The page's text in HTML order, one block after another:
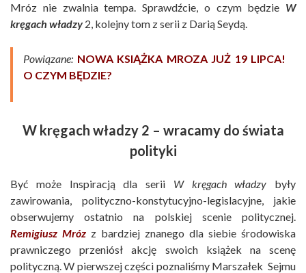
Mróz nie zwalnia tempa. Sprawdźcie, o czym będzie W
kręgach władzy2, kolejny tom z serii z Darią Seydą.
Powiązane: NOWA KSIĄŻKA MROZA JUŻ 19 LIPCA!
O CZYM BĘDZIE?
W kręgach władzy 2 – wracamy do świata
polityki
Być może Inspiracją dla serii W kręgach władzy były
zawirowania, polityczno-konstytucyjno-legislacyjne, jakie
obserwujemy ostatnio na polskiej scenie politycznej.
Remigiusz Mróz z bardziej znanego dla siebie środowiska
prawniczego przeniósł akcję swoich książek na scenę
polityczną. W pierwszej części poznaliśmy Marszałek Sejmu